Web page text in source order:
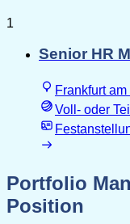
1
Senior HR
Frankfurt am
Voll- oder
Portfolio
Position